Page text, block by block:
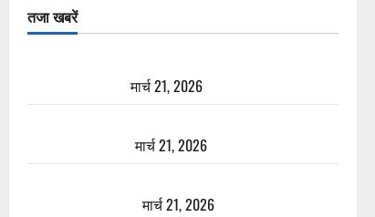
तजा खबरें
मार्च 21, 2026
मार्च 21, 2026
मार्च 21, 2026